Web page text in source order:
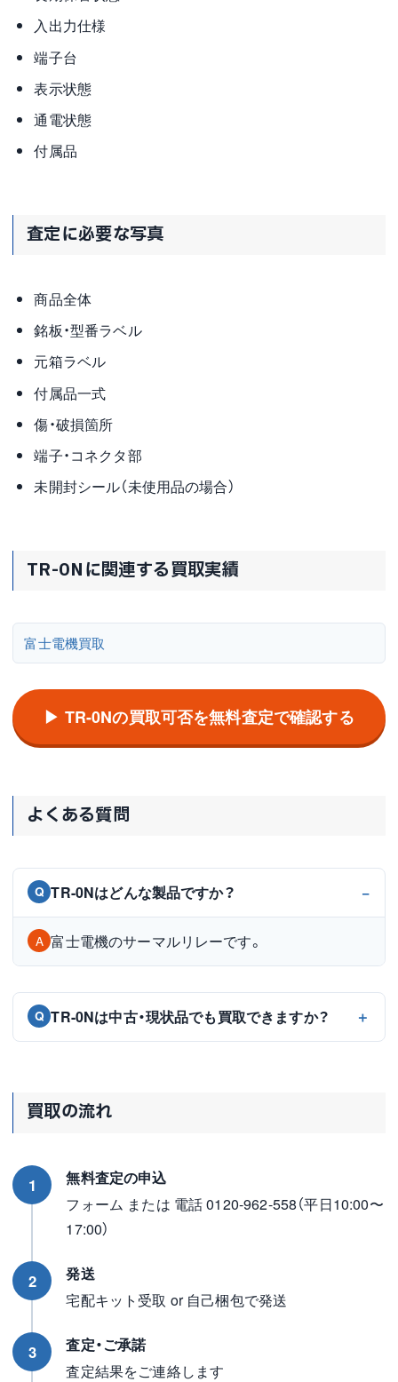
入出力仕様
端子台
表示状態
通電状態
付属品
査定に必要な写真
商品全体
銘板・型番ラベル
元箱ラベル
付属品一式
傷・破損箇所
端子・コネクタ部
未開封シール（未使用品の場合）
TR-0Nに関連する買取実績
富士電機買取
▶ TR-0Nの買取可否を無料査定で確認する
よくある質問
Q TR-0Nはどんな製品ですか？
A 富士電機のサーマルリレーです。
Q TR-0Nは中古・現状品でも買取できますか？
買取の流れ
1
無料査定の申込
フォーム または 電話 0120-962-558（平日10:00〜
17:00）
2
発送
宅配キット受取 or 自己梱包で発送
3
査定・ご承諾
査定結果をご連絡します